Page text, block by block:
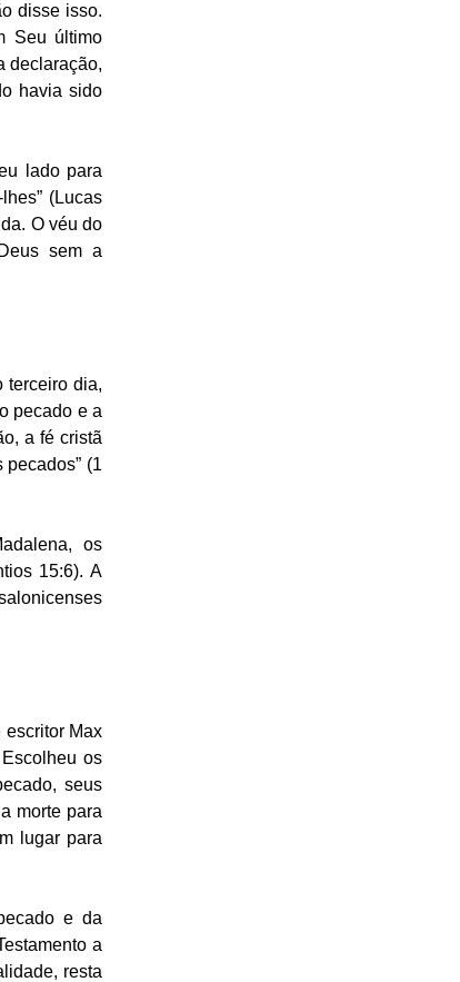
disse isso.
Seu último
declaração,
havia sido
lado para
(Lucas
O véu do
sem a
terceiro dia,
pecado e a
a fé cristã
(1
os
15:6). A
escritor Max
os
seus
morte para
lugar para
e da
a
resta